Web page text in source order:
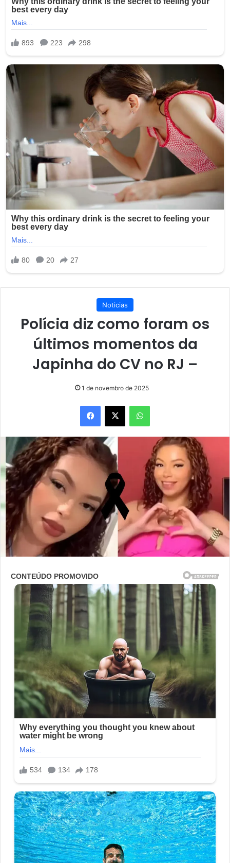
Noticias
Polícia diz como foram os
últimos momentos da
Japinha do CV no RJ –
1 de novembro de 2025
Facebook
X WhatsApp